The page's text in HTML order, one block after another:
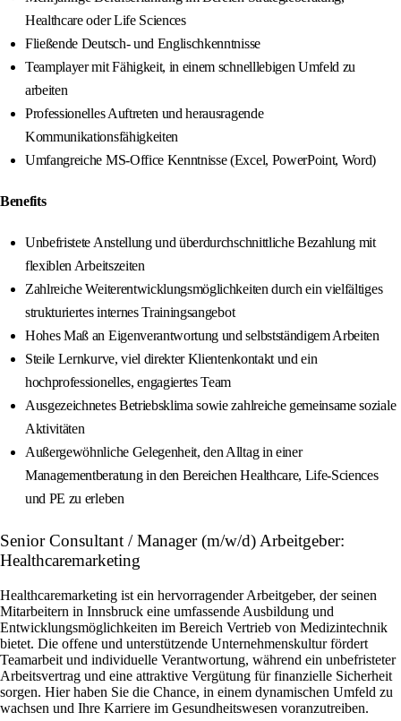
Healthcare oder Life Sciences
Fließende Deutsch- und Englischkenntnisse
Teamplayer mit Fähigkeit, in einem schnelllebigen Umfeld zu
arbeiten
Professionelles Auftreten und herausragende
Kommunikationsfähigkeiten
Umfangreiche MS‑Office Kenntnisse (Excel, PowerPoint, Word)
Benefits
Unbefristete Anstellung und überdurchschnittliche Bezahlung mit
flexiblen Arbeitszeiten
Zahlreiche Weiterentwicklungsmöglichkeiten durch ein vielfältiges
strukturiertes internes Trainingsangebot
Hohes Maß an Eigenverantwortung und selbstständigem Arbeiten
Steile Lernkurve, viel direkter Klientenkontakt und ein
hochprofessionelles, engagiertes Team
Ausgezeichnetes Betriebsklima sowie zahlreiche gemeinsame soziale
Aktivitäten
Außergewöhnliche Gelegenheit, den Alltag in einer
Managementberatung in den Bereichen Healthcare, Life‑Sciences
und PE zu erleben
Senior Consultant / Manager (m/w/d) Arbeitgeber:
Healthcaremarketing
Healthcaremarketing ist ein hervorragender Arbeitgeber, der seinen
Mitarbeitern in Innsbruck eine umfassende Ausbildung und
Entwicklungsmöglichkeiten im Bereich Vertrieb von Medizintechnik
bietet. Die offene und unterstützende Unternehmenskultur fördert
Teamarbeit und individuelle Verantwortung, während ein unbefristeter
Arbeitsvertrag und eine attraktive Vergütung für finanzielle Sicherheit
sorgen. Hier haben Sie die Chance, in einem dynamischen Umfeld zu
wachsen und Ihre Karriere im Gesundheitswesen voranzutreiben.